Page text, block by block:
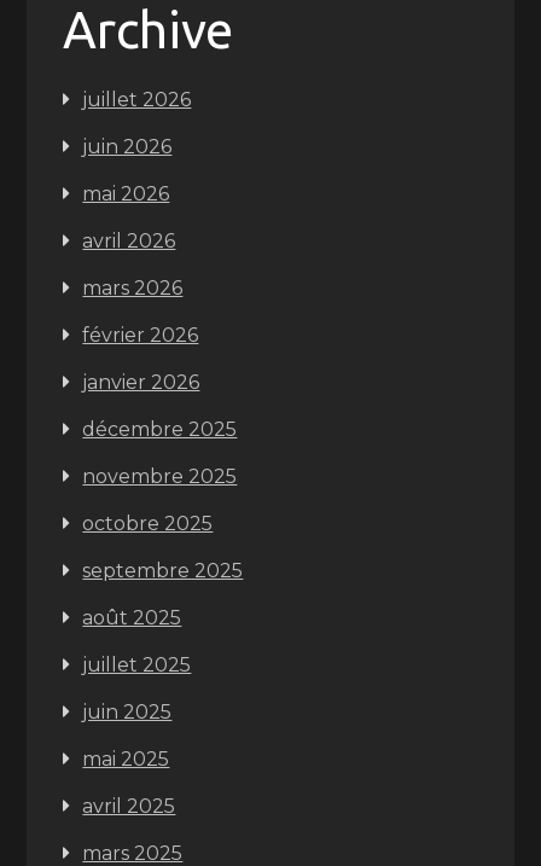
Archive
juillet 2026
juin 2026
mai 2026
avril 2026
mars 2026
février 2026
janvier 2026
décembre 2025
novembre 2025
octobre 2025
septembre 2025
août 2025
juillet 2025
juin 2025
mai 2025
avril 2025
mars 2025